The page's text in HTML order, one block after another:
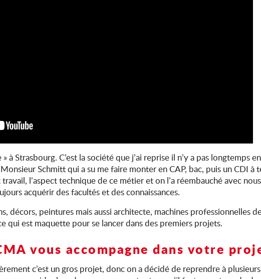
Strasbourg. C’est la société que j’ai reprise il n’y a pas longtemps
Schmitt qui a su me faire monter en CAP, bac, puis un CDI à
l’aspect technique de ce métier et on l’a réembauché avec
acquérir des facultés et des connaissances.
décors, peintures mais aussi architecte, machines professionnelles
qui est maquette pour se lancer dans des premiers projets.
vous accompagne dans votre
c’est un gros projet, donc on a décidé de reprendre à